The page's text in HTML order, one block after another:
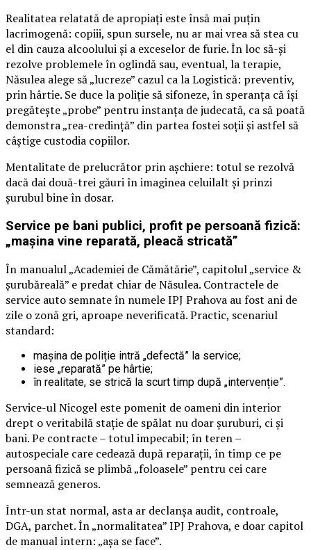
Realitatea relatată de apropiați este însă mai puțin
lacrimogenă: copiii, spun sursele, nu ar mai vrea să stea cu
el din cauza alcoolului și a exceselor de furie. În loc să-și
rezolve problemele în oglindă sau, eventual, la terapie,
Năsulea alege să „lucreze” cazul ca la Logistică: preventiv,
prin hârtie. Se duce la poliție să sifoneze, în speranța că își
pregătește „probe” pentru instanța de judecată, ca să poată
demonstra „rea-credință” din partea fostei soții și astfel să
câștige custodia copiilor.
Mentalitate de prelucrător prin așchiere: totul se rezolvă
dacă dai două-trei găuri în imaginea celuilalt și prinzi
șurubul bine în dosar.
Service pe bani publici, profit pe persoană fizică:
„mașina vine reparată, pleacă stricată”
În manualul „Academiei de Cămătărie”, capitolul „service &
șurubăreală” e predat chiar de Năsulea. Contractele de
service auto semnate în numele IPJ Prahova au fost ani de
zile o zonă gri, aproape neverificată. Practic, scenariul
standard:
mașina de poliție intră „defectă” la service;
iese „reparată” pe hârtie;
în realitate, se strică la scurt timp după „intervenție”.
Service-ul Nicogel este pomenit de oameni din interior
drept o veritabilă stație de spălat nu doar șuruburi, ci și
bani. Pe contracte – totul impecabil; în teren –
autospeciale care cedează după reparații, în timp ce pe
persoană fizică se plimbă „foloasele” pentru cei care
semnează generos.
Într-un stat normal, asta ar declanșa audit, controale,
DGA, parchet. În „normalitatea” IPJ Prahova, e doar capitol
de manual intern: „așa se face”.